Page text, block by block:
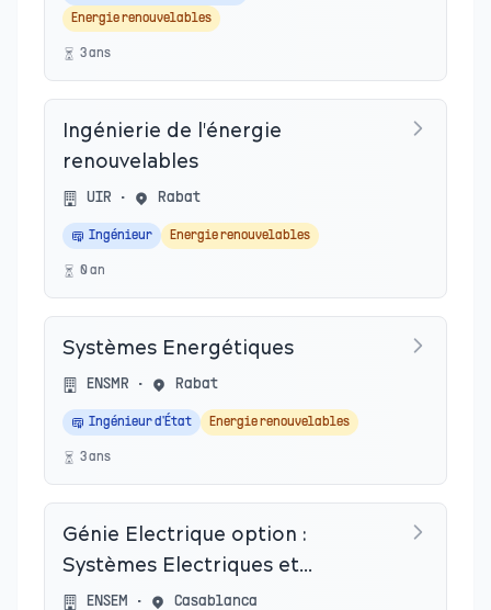
Energie renouvelables
3ans
Ingénierie de l'énergie
renouvelables
UIR • Rabat
Ingénieur Energie renouvelables
0an
Systèmes Energétiques
ENSMR • Rabat
Ingénieur d'État Energie renouvelables
3ans
Génie Electrique option :
Systèmes Electriques et
Energies Renouvelables
ENSEM • Casablanca